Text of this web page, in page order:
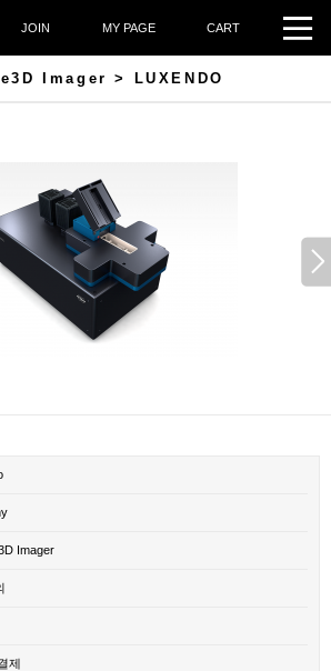
JOIN MY PAGE CART
Imager > LUXENDO
Imager
제